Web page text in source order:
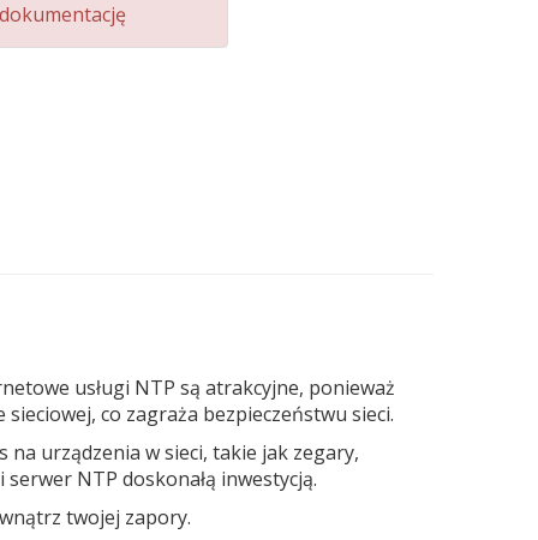
usługi NTP są atrakcyjne, ponieważ
co zagraża bezpieczeństwu sieci.
na urządzenia w sieci, takie jak zegary,
NTP doskonałą inwestycją.
twojej zapory.